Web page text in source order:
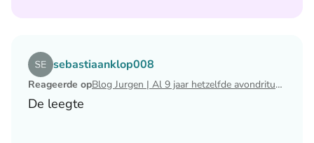
sebastiaanklop008
Reageerde op Blog Jurgen | Al 9 jaar hetzelfde avondritueel
De leegte
Lees het artikel Blog Jurgen | Al 9 jaar hetzelfde